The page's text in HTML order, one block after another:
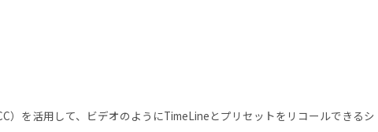
を活用して、ビデオのようにTimeLineとプリセットをリコールできるシ